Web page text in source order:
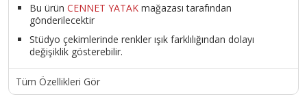
Bu ürün CENNET YATAK mağazası tarafından
gönderilecektir
Stüdyo çekimlerinde renkler ışık farklılığından dolayı
değişiklik gösterebilir.
Tüm Özellikleri Gör